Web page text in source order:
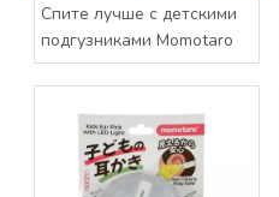
Спите лучше с детскими
подгузниками Momotaro